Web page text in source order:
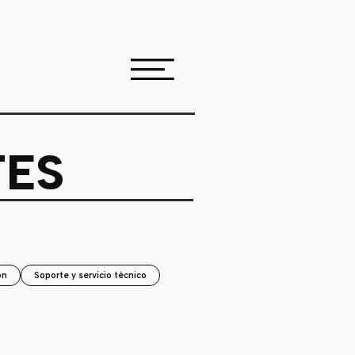
Soporte y servicio técnico